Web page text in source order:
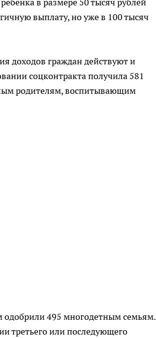
в размере 50 тысяч рублей
выплату, но уже в 100 тысяч
доходов граждан действуют и
соцконтракта получила 581
родителям, воспитывающим
495 многодетным семьям.
третьего или последующего